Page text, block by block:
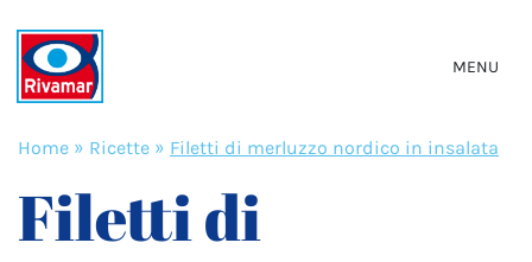
MENU
Home » Ricette » Filetti di merluzzo nordico in insalata
Filetti di